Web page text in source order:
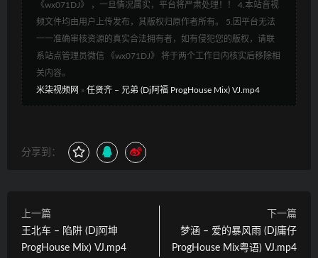
《wx071DJ》 ，一旦情况属实，平台将严肃处理！！ 4.本站音视
频文件均由用户上传发布，其版权归原作者所有。 5.因平台无法
一一准确审核资源的真实合法拥有者，如有侵犯您的版权，请联
系站点管理员微信 《wx071DJ》 将于两个工作日内核实后移除相
关内容。
米柒视频网 » 任贤齐 – 兄弟 (Dj阿福 ProgHouse Mix) VJ.mp4
分享到：
上一篇
王北车 – 陷阱 (Dj阿坤
ProgHouse Mix) VJ.mp4
下一篇
梦涵 – 爱的暴风雨 (Dj庸仔
ProgHouse Mix粤语) VJ.mp4